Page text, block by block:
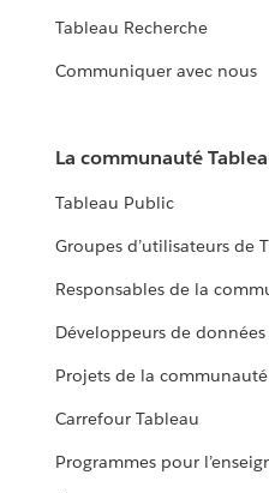
Tableau Recherche
Communiquer avec nous
La communauté
Tableau Public
Groupes d’utilisateurs de
Responsables de la
Développeurs de données
Projets de la communauté
Carrefour Tableau
Programmes pour